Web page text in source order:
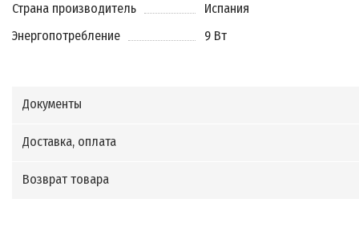
Страна производитель
Испания
Энергопотребление
9 Вт
Документы
Доставка, оплата
Возврат товара